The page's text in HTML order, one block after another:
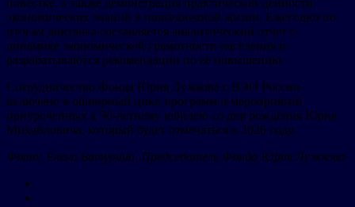
повестке, а также демонстрация практической ценности
экономических знаний в повседневной жизни. Ежегодно по
итогам диктанта составляется аналитический отчет о
динамике экономической грамотности населения и
разрабатываются рекомендации по её повышению.
Сотрудничество Фонда Юрия Лужкова с ВЭО России
включено в обширный цикл программ и мероприятий,
приуроченных к 90-летнему юбилею со дня рождения Юрия
Михайловича, который будет отмечаться в 2026 году.
Фото: Елена Батурина, Председатель Фонда Юрия Лужкова